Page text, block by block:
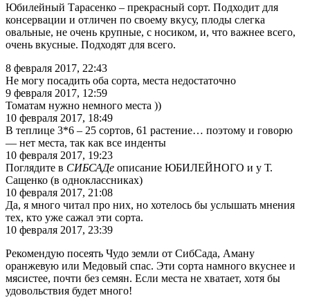
Юбилейный Тарасенко – прекрасный сорт. Подходит для
консервации и отличен по своему вкусу, плоды слегка
овальные, не очень крупные, с носиком, и, что важнее всего,
очень вкусные. Подходят для всего.
8 февраля 2017, 22:43
Не могу посадить оба сорта, места недостаточно
9 февраля 2017, 12:59
Томатам нужно немного места ))
10 февраля 2017, 18:49
В теплице 3*6 – 25 сортов, 61 растение… поэтому и говорю
— нет места, так как все инденты
10 февраля 2017, 19:23
Поглядите в СИБСАДе описание ЮБИЛЕЙНОГО и у Т.
Сащенко (в одноклассниках)
10 февраля 2017, 21:08
Да, я много читал про них, но хотелось бы услышать мнения
тех, кто уже сажал эти сорта.
10 февраля 2017, 23:39
Рекомендую посеять Чудо земли от СибСада, Аману
оранжевую или Медовый спас. Эти сорта намного вкуснее и
мясистее, почти без семян. Если места не хватает, хотя бы
удовольствия будет много!